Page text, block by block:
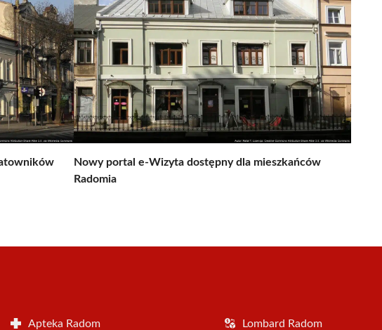
Nowy portal e-Wizyta dostępny dla mieszkańców
Radomia
Apteka Radom Lombard Radom